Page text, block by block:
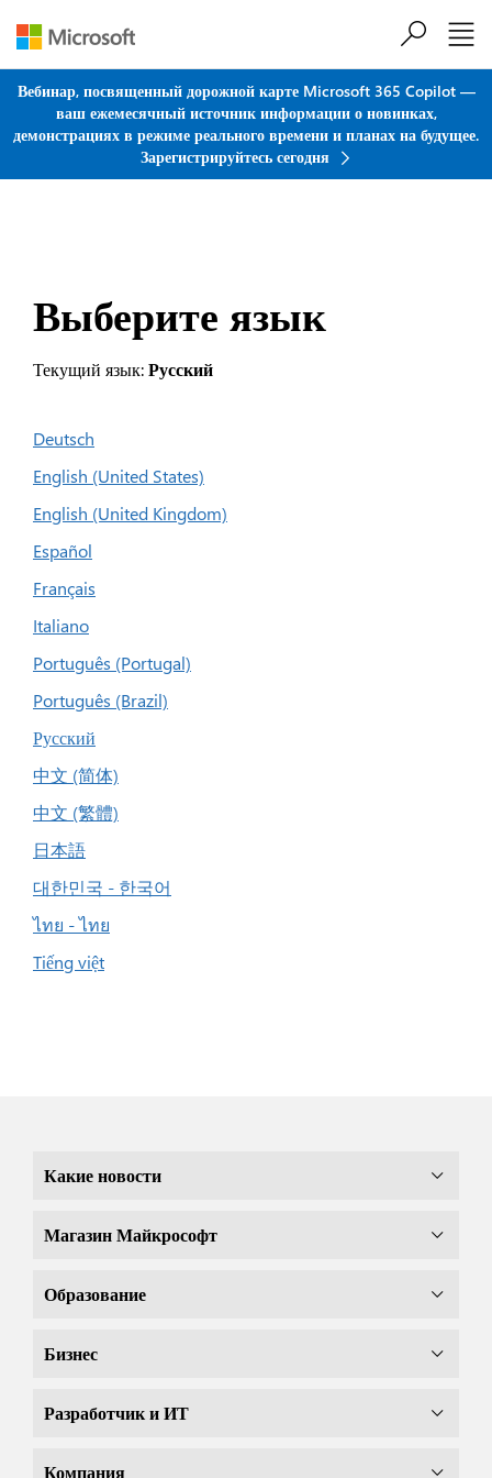
Перейти к основному содержанию
Вебинар, посвященный дорожной карте Microsoft 365 Copilot —
ваш ежемесячный источник информации о новинках,
демонстрациях в режиме реального времени и планах на будущее.
Зарегистрируйтесь сегодня
Выберите язык
Текущий язык:Русский
Deutsch
English (United States)
English (United Kingdom)
Español
Français
Italiano
Português (Portugal)
Português (Brazil)
Русский
中文 (简体)
中文 (繁體)
日本語
대한민국 - 한국어
ไทย - ไทย
Tiếng việt
Какие новости
Магазин Майкрософт
Образование
Бизнес
Разработчик и ИТ
Компания